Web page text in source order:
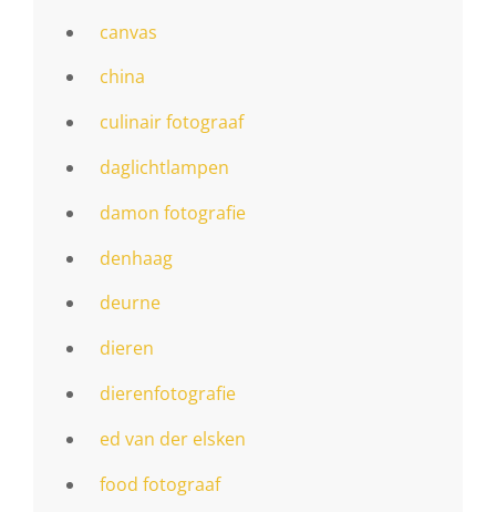
canvas
china
culinair fotograaf
daglichtlampen
damon fotografie
denhaag
deurne
dieren
dierenfotografie
ed van der elsken
food fotograaf